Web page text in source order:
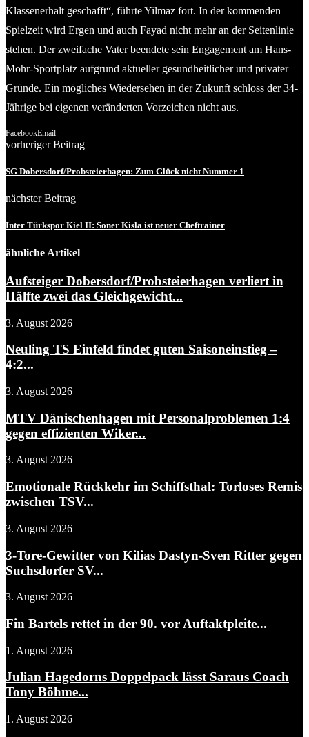
Klassenerhalt geschafft“, führte Yilmaz fort. In der kommenden
Spielzeit wird Ergen und auch Fayad nicht mehr an der Seitenlinie
stehen. Der zweifache Vater beendete sein Engagement am Hans-
Mohr-Sportplatz aufgrund aktueller gesundheitlicher und privater
Gründe. Ein mögliches Wiedersehen in der Zukunft schloss der 34-
Jährige bei eigenen veränderten Vorzeichen nicht aus.
FacebookEmail
vorheriger Beitrag
SG Dobersdorf/Probsteierhagen: Zum Glück nicht Nummer 1
nächster Beitrag
Inter Türkspor Kiel II: Soner Kisla ist neuer Cheftrainer
ähnliche Artikel
Aufsteiger Dobersdorf/Probsteierhagen verliert in
Hälfte zwei das Gleichgewicht...
3. August 2026
Neuling TS Einfeld findet guten Saisoneinstieg –
4:2...
3. August 2026
MTV Dänischenhagen mit Personalproblemen 1:4
gegen effizienten Wiker...
3. August 2026
Emotionale Rückkehr im Schiffsthal: Torloses Remis
zwischen TSV...
3. August 2026
3-Tore-Gewitter von Kilias Dastyn-Sven Ritter gegen
Suchsdorfer SV...
3. August 2026
Fin Bartels rettet in der 90. vor Auftaktpleite...
1. August 2026
Julian Hagedorns Doppelpack lässt Saraus Coach
Tony Böhme...
1. August 2026